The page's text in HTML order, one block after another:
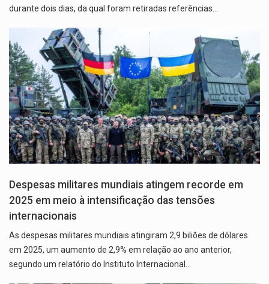
durante dois dias, da qual foram retiradas referências…
Despesas militares mundiais atingem recorde em
2025 em meio à intensificação das tensões
internacionais
As despesas militares mundiais atingiram 2,9 biliões de dólares
em 2025, um aumento de 2,9% em relação ao ano anterior,
segundo um relatório do Instituto Internacional…